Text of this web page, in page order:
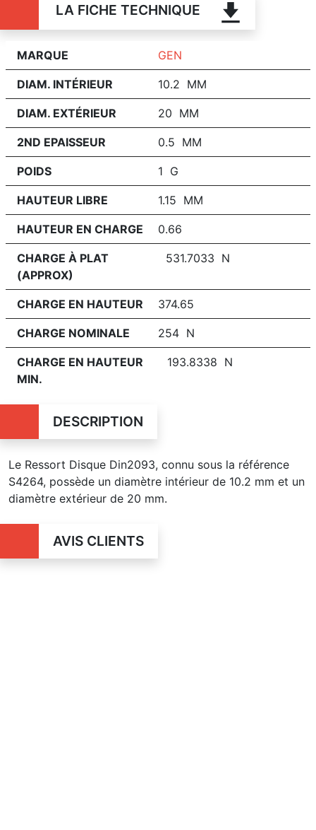
LA FICHE TECHNIQUE
MARQUE GEN
DIAM. INTÉRIEUR 10.2 MM
DIAM. EXTÉRIEUR 20 MM
2ND EPAISSEUR 0.5 MM
POIDS 1 G
HAUTEUR LIBRE 1.15 MM
HAUTEUR EN CHARGE 0.66
CHARGE À PLAT
(APPROX)
531.7033 N
CHARGE EN HAUTEUR 374.65
CHARGE NOMINALE 254 N
CHARGE EN HAUTEUR
MIN.
193.8338 N
DESCRIPTION
Le Ressort Disque Din2093, connu sous la référence
S4264, possède un diamètre intérieur de 10.2 mm et un
diamètre extérieur de 20 mm.
AVIS CLIENTS